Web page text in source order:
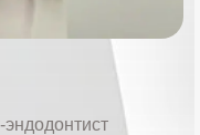
эндодонтист